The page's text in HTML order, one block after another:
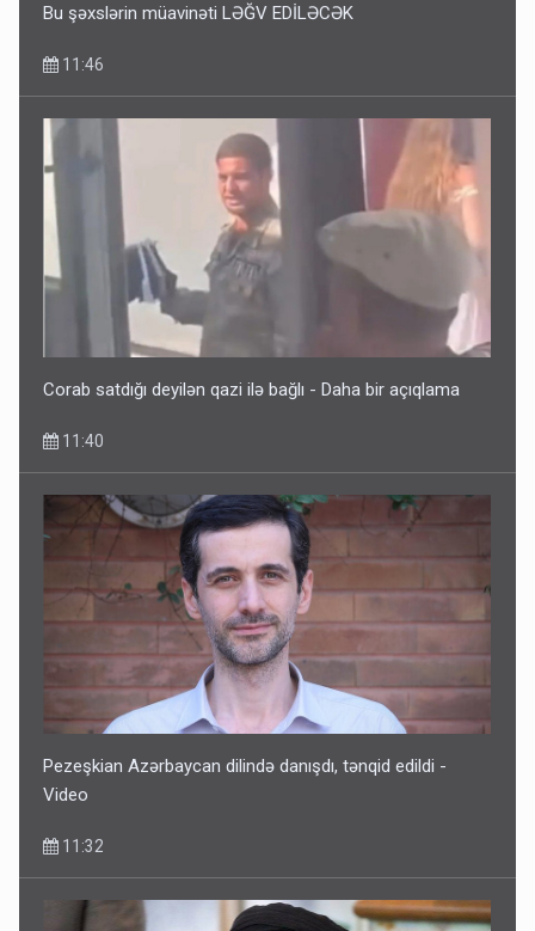
Bu şəxslərin müavinəti LƏĞV EDİLƏCƏK
11:46
Corab satdığı deyilən qazi ilə bağlı - Daha bir açıqlama
11:40
Pezeşkian Azərbaycan dilində danışdı, tənqid edildi -
Video
11:32